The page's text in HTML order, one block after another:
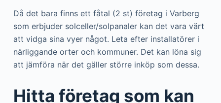
Då det bara finns ett fåtal (2 st) företag i Varberg
som erbjuder solceller/solpanaler kan det vara värt
att vidga sina vyer något. Leta efter installatörer i
närliggande orter och kommuner. Det kan löna sig
att jämföra när det gäller större inköp som dessa.
Hitta företag som kan